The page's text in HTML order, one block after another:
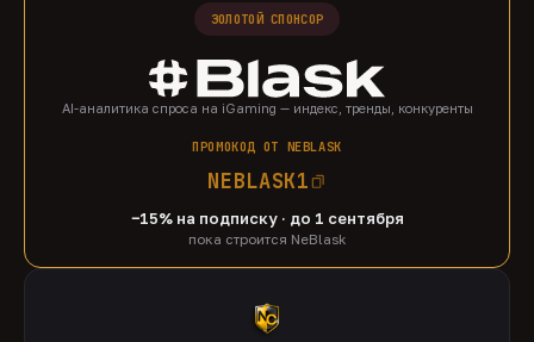
ЗОЛОТОЙ СПОНСОР
AI-аналитика спроса на iGaming — индекс, тренды, конкуренты
ПРОМОКОД ОТ NEBLASK
NEBLASK1
−15% на подписку · до 1 сентября
пока строится NeBlask